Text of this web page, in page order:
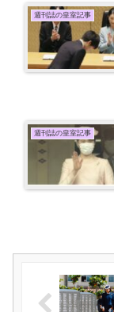
週刊誌の皇室記事
週刊誌の皇室記事